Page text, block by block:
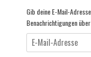
Gib deine E-Mail-
Benachrichtigungen
Mail-